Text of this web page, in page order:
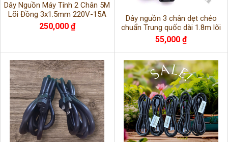
Dây Nguồn Máy Tính 2 Chân 5M
Lõi Đồng 3x1.5mm 220V-15A
Công Suất Cao
250,000 ₫
Dây nguồn 3 chân dẹt chéo
chuẩn Trung quốc dài 1.8m lõi
3x1.0mm chính hãng TTA
55,000 ₫